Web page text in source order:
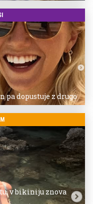
pa dopustuje z drugo
v bikiniju znova